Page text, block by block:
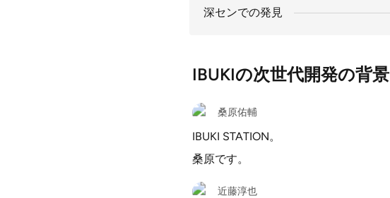
深センでの発見
IBUKIの次世代開発の背景
桑原佑輔
IBUKI STATION。
桑原です。
近藤淳也